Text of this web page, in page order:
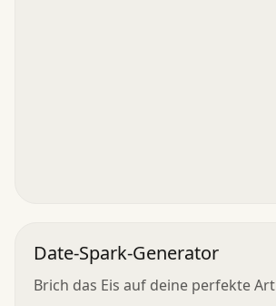
Date-Spark-Generator
Brich das Eis auf deine perfekte Art